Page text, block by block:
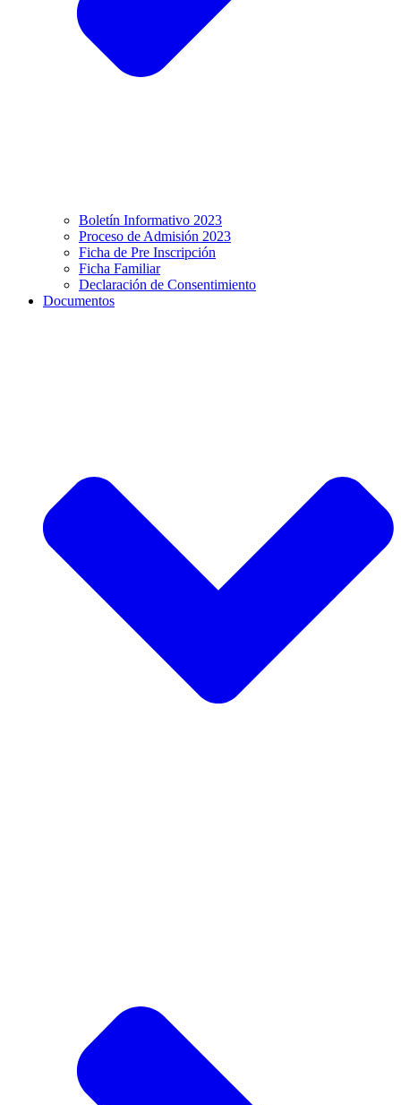
Boletín Informativo 2023
Proceso de Admisión 2023
Ficha de Pre Inscripción
Ficha Familiar
Declaración de Consentimiento
Documentos